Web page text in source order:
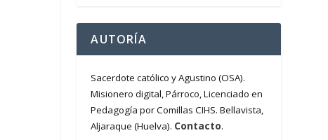
AUTORÍA
Sacerdote católico y Agustino (OSA).
Misionero digital, Párroco, Licenciado en
Pedagogía por Comillas CIHS. Bellavista,
Aljaraque (Huelva). Contacto.